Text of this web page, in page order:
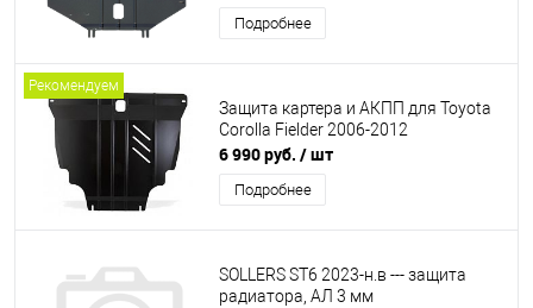
Подробнее
Рекомендуем
Защита картера и АКПП для Toyota
Corolla Fielder 2006-2012
6 990 руб. / шт
Подробнее
SOLLERS ST6 2023-н.в --- защита
радиатора, АЛ 3 мм